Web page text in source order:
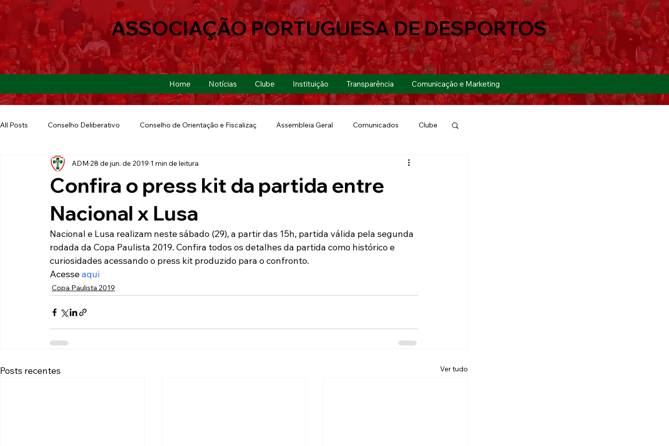
Home Notícias Clube Instituição Transparência Comunicação e Marketing
ASSOCIAÇÃO PORTUGUESA DE DESPORTOS
All Posts Conselho Deliberativo Conselho de Orientação e Fiscalizaç Assembleia Geral Comunicados Clube
Ação Social Futebol Americano Copa São Paulo
Futebol de Base Futebol de Quintal
Paulista A2 2019 Portuguesas pelo Brasil Ouvidoria Modalidades Marketing Sócio-Torcedor
Tabelas Recuperação Judicial
Confira o press kit da partida entre
Nacional x Lusa
ADM 28 de jun. de 2019 1 min de leitura
Nacional e Lusa realizam neste sábado (29), a partir das 15h, partida válida pela segunda
rodada da Copa Paulista 2019. Confira todos os detalhes da partida como histórico e
curiosidades acessando o press kit produzido para o confronto.
Acesse aqui
Copa Paulista 2019
Posts recentes Ver tudo